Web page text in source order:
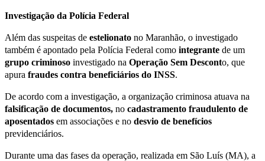
Investigação da Polícia Federal
Além das suspeitas de estelionato no Maranhão, o investigado
também é apontado pela Polícia Federal como integrante de um
grupo criminoso investigado na Operação Sem Desconto, que
apura fraudes contra beneficiários do INSS.
De acordo com a investigação, a organização criminosa atuava na
falsificação de documentos, no cadastramento fraudulento de
aposentados em associações e no desvio de benefícios
previdenciários.
Durante uma das fases da operação, realizada em São Luís (MA), a